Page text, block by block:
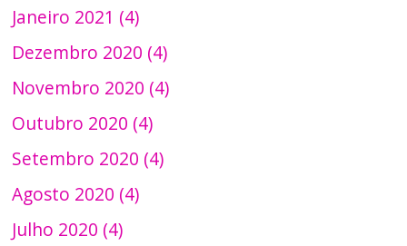
Janeiro 2021 (4)
Dezembro 2020 (4)
Novembro 2020 (4)
Outubro 2020 (4)
Setembro 2020 (4)
Agosto 2020 (4)
Julho 2020 (4)